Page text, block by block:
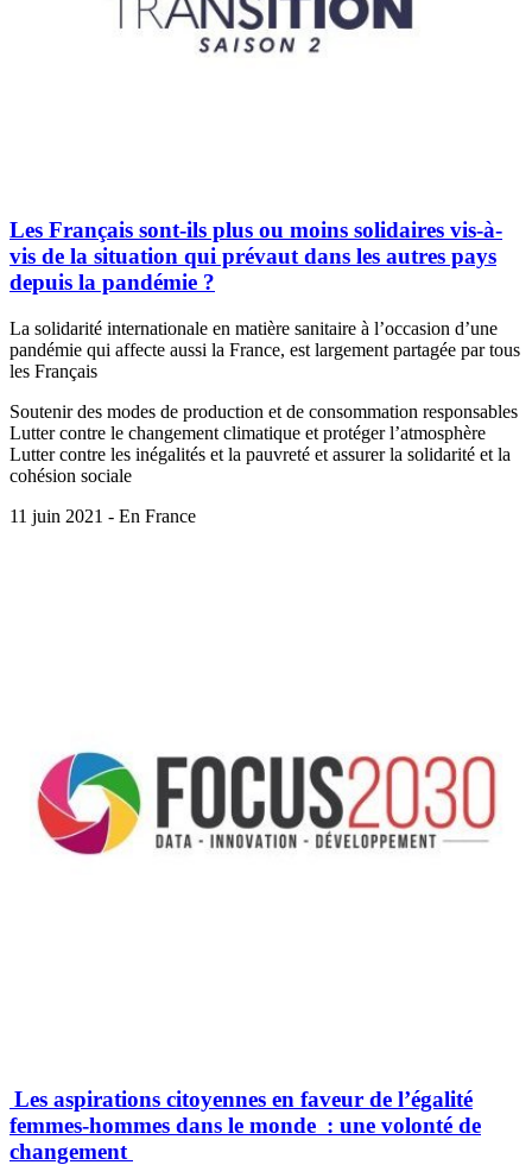
Les Français sont-ils plus ou moins solidaires vis-à-
vis de la situation qui prévaut dans les autres pays
depuis la pandémie ?
La solidarité internationale en matière sanitaire à l’occasion d’une
pandémie qui affecte aussi la France, est largement partagée par tous
les Français
Soutenir des modes de production et de consommation responsables
Lutter contre le changement climatique et protéger l’atmosphère
Lutter contre les inégalités et la pauvreté et assurer la solidarité et la
cohésion sociale
11 juin 2021 - En France
Les aspirations citoyennes en faveur de l’égalité
femmes-hommes dans le monde : une volonté de
changement